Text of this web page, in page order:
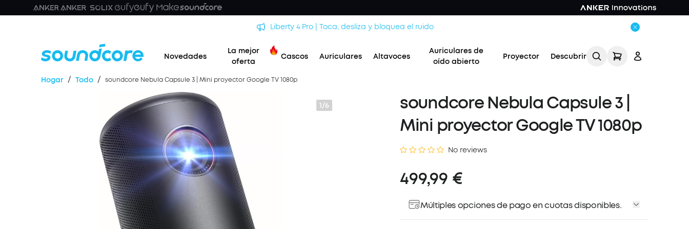
AeroClip | Nuestros nuevos auriculares con clip
Novedades
La mejor
oferta
Cascos Auriculares Altavoces
Auriculares de
oído abierto
Proyector Descubrir
Hogar / Todo / soundcore Nebula Capsule 3 | Mini proyector Google TV 1080p
1/6
soundcore Nebula Capsule 3 |
Mini proyector Google TV 1080p
No reviews
499,99 €
Múltiples opciones de pago en cuotas disponibles.